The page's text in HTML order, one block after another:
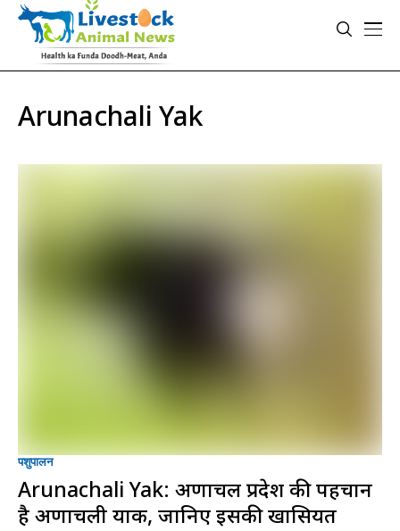
Arunachali Yak
पशुपालन
Arunachali Yak: अरुणाचल प्रदेश की पहचान
है अरुणाचली याक, जानिए इसकी खासियत